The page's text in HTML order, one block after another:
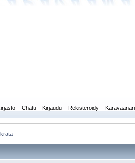
Chatti Kirjaudu Rekisteröidy